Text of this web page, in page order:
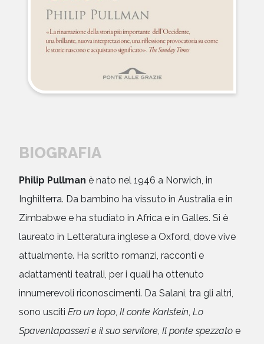
BIOGRAFIA
Philip Pullmanè nato nel 1946 a Norwich, in
Inghilterra. Da bambino ha vissuto in Australia e in
Zimbabwe e ha studiato in Africa e in Galles. Si è
laureato in Letteratura inglese a Oxford, dove vive
attualmente. Ha scritto romanzi, racconti e
adattamenti teatrali, per i quali ha ottenuto
innumerevoli riconoscimenti. Da Salani, tra gli altri,
sono uscitiEro un topo Il conte Karlstein ,Lo
Spaventapasseri e il suo servitore Il ponte spezzato e